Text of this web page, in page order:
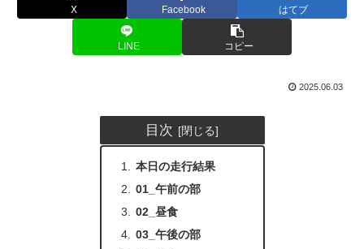
X Facebook はてブ
LINE コピー
2025.06.03
目次
本日の走行結果
01_午前の部
02_昼食
03_午後の部